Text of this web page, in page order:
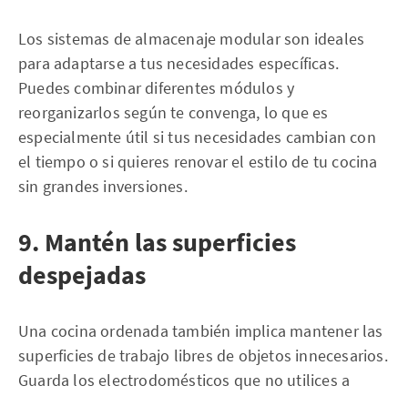
Los sistemas de almacenaje modular son ideales
para adaptarse a tus necesidades específicas.
Puedes combinar diferentes módulos y
reorganizarlos según te convenga, lo que es
especialmente útil si tus necesidades cambian con
el tiempo o si quieres renovar el estilo de tu cocina
sin grandes inversiones.
9. Mantén las superficies
despejadas
Una cocina ordenada también implica mantener las
superficies de trabajo libres de objetos innecesarios.
Guarda los electrodomésticos que no utilices a